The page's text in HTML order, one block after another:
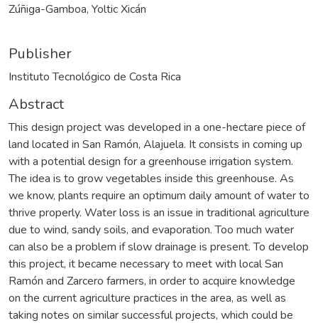
Zúñiga-Gamboa, Yoltic Xicán
Publisher
Instituto Tecnológico de Costa Rica
Abstract
This design project was developed in a one-hectare piece of
land located in San Ramón, Alajuela. It consists in coming up
with a potential design for a greenhouse irrigation system.
The idea is to grow vegetables inside this greenhouse. As
we know, plants require an optimum daily amount of water to
thrive properly. Water loss is an issue in traditional agriculture
due to wind, sandy soils, and evaporation. Too much water
can also be a problem if slow drainage is present. To develop
this project, it became necessary to meet with local San
Ramón and Zarcero farmers, in order to acquire knowledge
on the current agriculture practices in the area, as well as
taking notes on similar successful projects, which could be